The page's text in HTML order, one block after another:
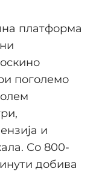
платформа
поголемо
и
Со 800-
добива